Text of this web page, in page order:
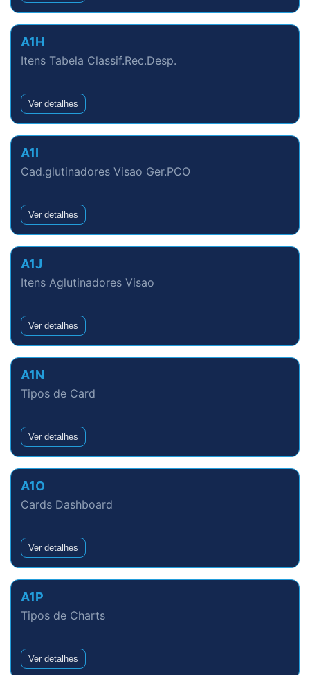
A1H
Itens Tabela Classif.Rec.Desp.
Ver detalhes
A1I
Cad.glutinadores Visao Ger.PCO
Ver detalhes
A1J
Itens Aglutinadores Visao
Ver detalhes
A1N
Tipos de Card
Ver detalhes
A1O
Cards Dashboard
Ver detalhes
A1P
Tipos de Charts
Ver detalhes